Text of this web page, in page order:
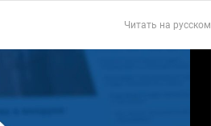
Читать на русском